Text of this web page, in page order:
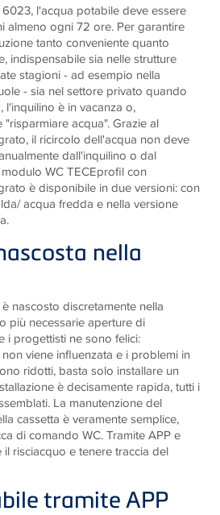
l'acqua potabile deve essere
almeno ogni 72 ore. Per garantire
tanto conveniente quanto
indispensabile sia nelle strutture
stagioni - ad esempio nella
- sia nel settore privato quando
è in vacanza o,
acqua". Grazie al
il ricircolo dell'acqua non deve
dall'inquilino o dal
WC TECEprofil con
è disponibile in due versioni: con
acqua fredda e nella versione
nella
nascosto discretamente nella
più necessarie aperture di
i progettisti ne sono felici:
viene influenzata e i problemi in
ridotti, basta solo installare un
è decisamente rapida, tutti i
La manutenzione del
cassetta è veramente semplice,
di comando WC. Tramite APP e
risciacquo e tenere traccia del
tramite APP